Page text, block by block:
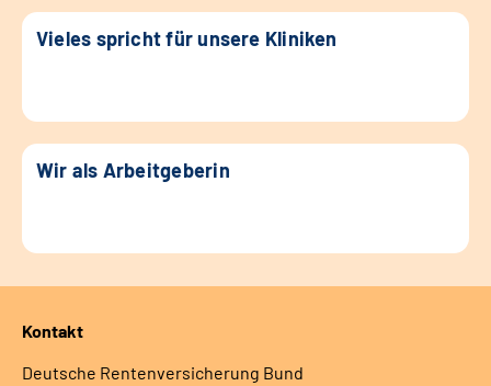
Vieles spricht für unsere Kliniken
Wir als Arbeitgeberin
Kontakt
Deutsche Rentenversicherung Bund